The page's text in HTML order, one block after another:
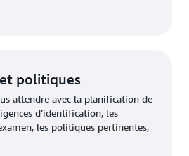
politiques
attendre avec la planification de
d’identification, les
les politiques pertinentes,